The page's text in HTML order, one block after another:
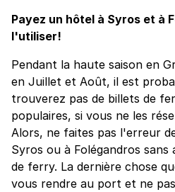
Payez un hôtel à Syros et à
l'utiliser!
Pendant la haute saison en
en Juillet et Août, il est
trouverez pas de billets de
populaires, si vous ne les
Alors, ne faites pas l'erreur
Syros ou à Folégandros
de ferry. La dernière chose
vous rendre au port et ne